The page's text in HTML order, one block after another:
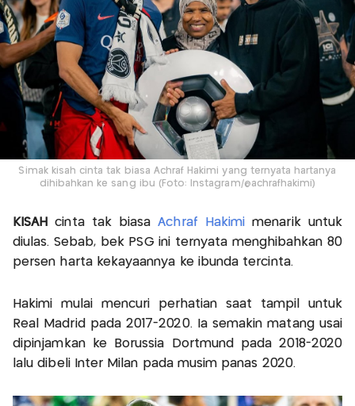
Simak kisah cinta tak biasa Achraf Hakimi yang ternyata hartanya
dihibahkan ke sang ibu (Foto: Instagram/@achrafhakimi)
KISAH cinta tak biasaAchraf Hakimimenarik untuk
diulas. Sebab, bek PSG ini ternyata menghibahkan 80
persen harta kekayaannya ke ibunda tercinta.
Hakimi mulai mencuri perhatian saat tampil untuk
Real Madrid pada 2017-2020. Ia semakin matang usai
dipinjamkan ke Borussia Dortmund pada 2018-2020
lalu dibeli Inter Milan pada musim panas 2020.